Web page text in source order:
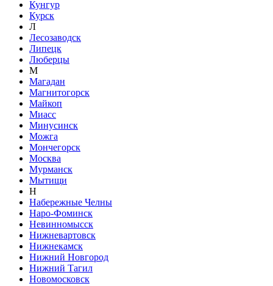
Кунгур
Курск
Л
Лесозаводск
Липецк
Люберцы
М
Магадан
Магнитогорск
Майкоп
Миасс
Минусинск
Можга
Мончегорск
Москва
Мурманск
Мытищи
Н
Набережные Челны
Наро-Фоминск
Невинномысск
Нижневартовск
Нижнекамск
Нижний Новгород
Нижний Тагил
Новомосковск